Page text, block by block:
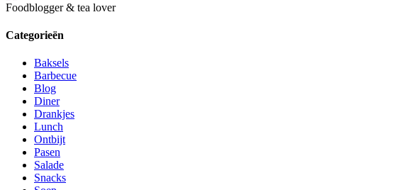
Foodblogger & tea lover
Categorieën
Baksels
Barbecue
Blog
Diner
Drankjes
Lunch
Ontbijt
Pasen
Salade
Snacks